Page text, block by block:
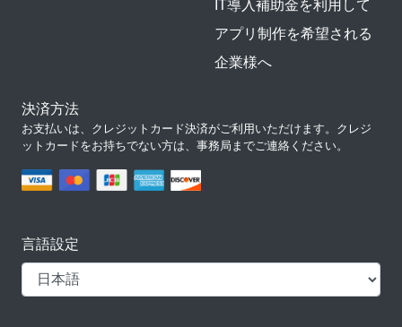
IT導入補助金を利用して
アプリ制作を希望される
企業様へ
決済方法
お支払いは、クレジットカード決済がご利用いただけます。クレジ
ットカードをお持ちでない方は、事務局までご連絡ください。
言語設定